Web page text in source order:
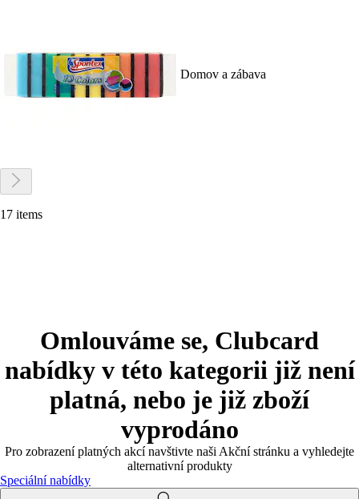
Domov a zábava
17 items
Omlouváme se, Clubcard
nabídky v této kategorii již není
platná, nebo je již zboží
vyprodáno
Pro zobrazení platných akcí navštivte naši Akční stránku a vyhledejte
alternativní produkty
Speciální nabídky